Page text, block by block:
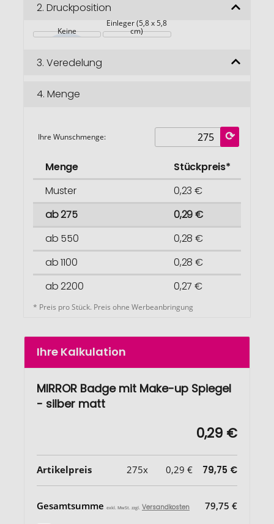
2. Druckposition
Keine cm)
3. Veredelung
4. Menge
Ihre Wunschmenge:
Menge
Stückpreis*
Muster
0,23 €
ab 275
0,29 €
ab 550
0,28 €
ab 1100
0,28 €
ab 2200
0,27 €
* Preis pro Stück. Preis ohne Werbeanbringung
Ihre Kalkulation
MIRROR Badge mit Make-up Spiegel
- silber matt
0,29 €
Artikelpreis 275x 0,29 € 79,75 €
Gesamtsumme exkl. MwSt. zzgl. Versandkosten 79,75 €